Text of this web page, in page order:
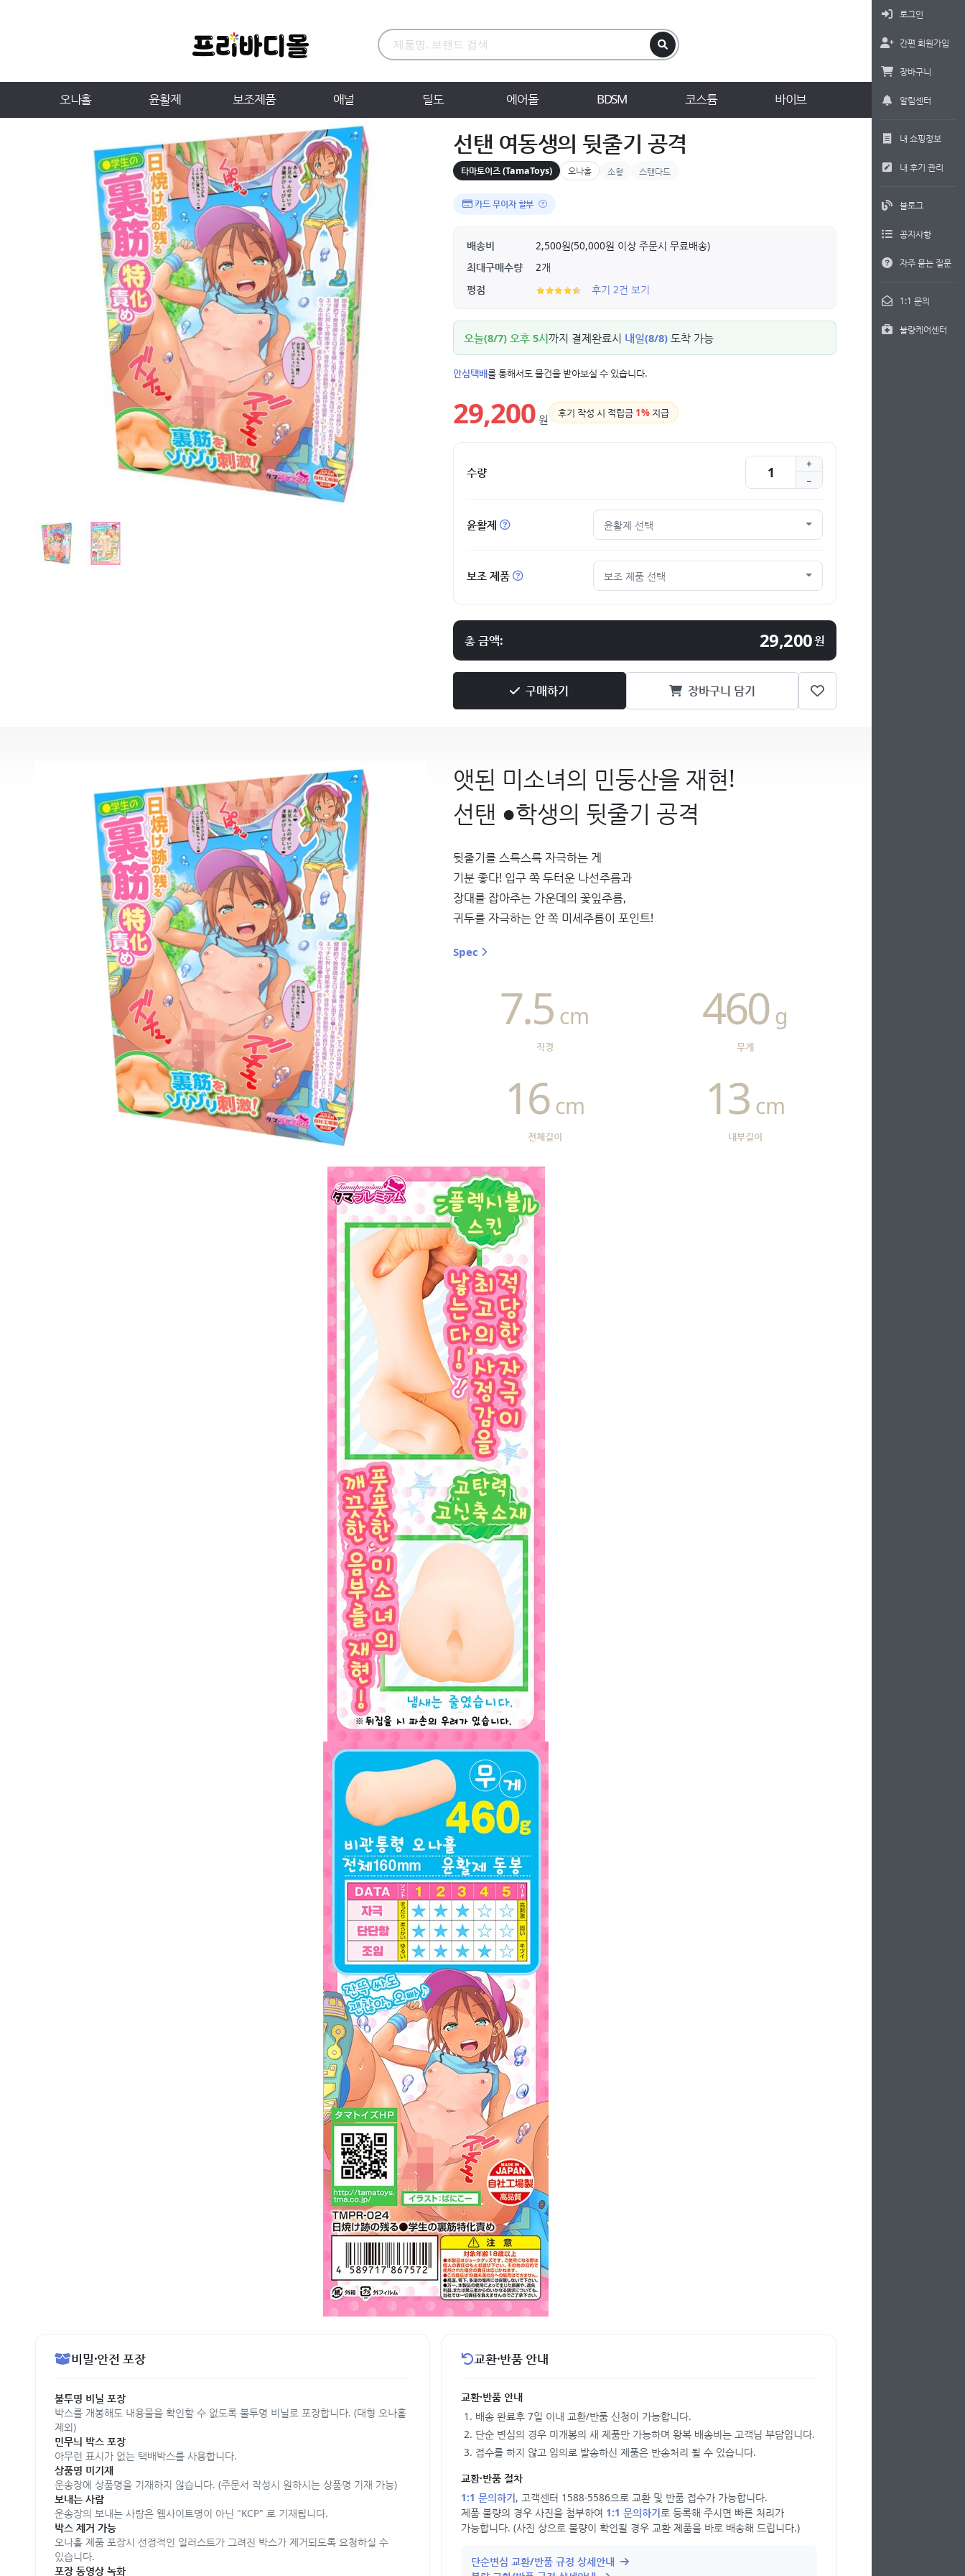
오나홀 윤활제 보조제품 애널 딜도 에어돌 BDSM 코스튬 바이브
로그인
간편 회원가입
장바구니
알림센터
내 쇼핑정보
내 후기 관리
블로그
공지사항
자주 묻는 질문
1:1 문의
불량케어센터
선탠 여동생의 뒷줄기 공격
타마토이즈 (TamaToys) 오나홀 소형 스탠다드
카드 무이자 할부
배송비
2,500원(50,000원 이상 주문시 무료배송)
최대구매수량
2개
평점
후기 2건 보기
오늘(8/7) 오후 5시까지 결제완료시 내일(8/8) 도착 가능
안심택배를 통해서도 물건을 받아보실 수 있습니다.
29,200 원 후기 작성 시 적립금 1% 지급
수량
윤활제 윤활제 선택
보조 제품 보조 제품 선택
총 금액: 29,200원
구매하기 장바구니 담기
앳된 미소녀의 민둥산을 재현!
선탠 ●학생의 뒷줄기 공격
뒷줄기를 스륵스륵 자극하는 게
기분 좋다! 입구 쪽 두터운 나선주름과
장대를 잡아주는 가운데의 꽃잎주름,
귀두를 자극하는 안 쪽 미세주름이 포인트!
Spec
직경
7.5 cm
무게
460 g
전체길이
16 cm
내부길이
13 cm
비밀·안전 포장
불투명 비닐 포장
박스를 개봉해도 내용물을 확인할 수 없도록 불투명 비닐로 포장합니다. (대형 오나홀
제외)
민무늬 박스 포장
아무런 표시가 없는 택배박스를 사용합니다.
상품명 미기재
운송장에 상품명을 기재하지 않습니다. (주문서 작성시 원하시는 상품명 기재 가능)
보내는 사람
운송장의 보내는 사람은 웹사이트명이 아닌 "KCP" 로 기재됩니다.
박스 제거 가능
오나홀 제품 포장시 선정적인 일러스트가 그려진 박스가 제거되도록 요청하실 수
있습니다.
포장 동영상 녹화
교환·반품 안내
교환·반품 안내
배송 완료후 7일 이내 교환/반품 신청이 가능합니다.
단순 변심의 경우 미개봉의 새 제품만 가능하며 왕복 배송비는 고객님 부담입니다.
접수를 하지 않고 임의로 발송하신 제품은 반송처리 될 수 있습니다.
교환·반품 절차
1:1 문의하기, 고객센터 1588-5586으로 교환 및 반품 접수가 가능합니다.
제품 불량의 경우 사진을 첨부하여 1:1 문의하기로 등록해 주시면 빠른 처리가
가능합니다. (사진 상으로 불량이 확인될 경우 교환 제품을 바로 배송해 드립니다.)
단순변심 교환/반품 규정 상세안내